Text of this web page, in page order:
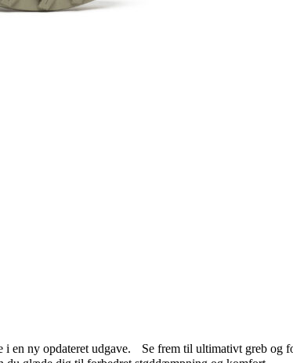
i en ny opdateret udgave. Se frem til ultimativt greb